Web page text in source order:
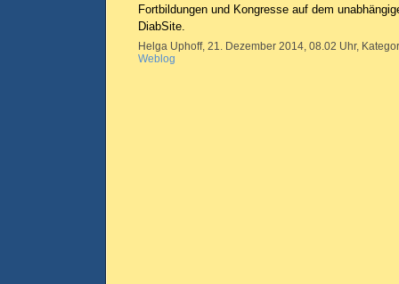
Fortbildungen und Kongresse auf dem
DiabSite.
Helga Uphoff, 21. Dezember 2014, 08.02 Uhr,
Weblog